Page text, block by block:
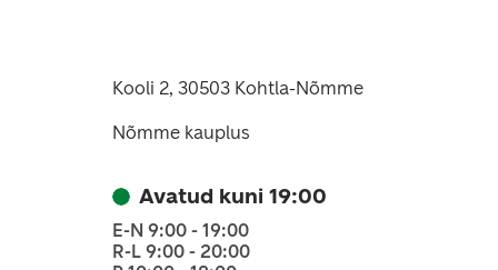
Kooli 2, 30503 Kohtla-Nõmme
Nõmme kauplus
Avatud kuni 19:00
E-N 9:00 - 19:00
R-L 9:00 - 20:00